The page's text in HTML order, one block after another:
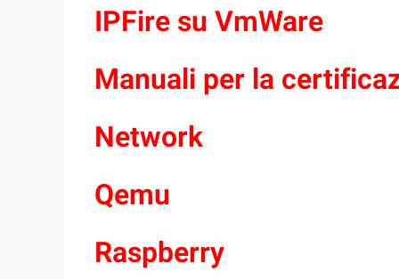
IPFire su VmWare
Manuali per la
Network
Qemu
Raspberry